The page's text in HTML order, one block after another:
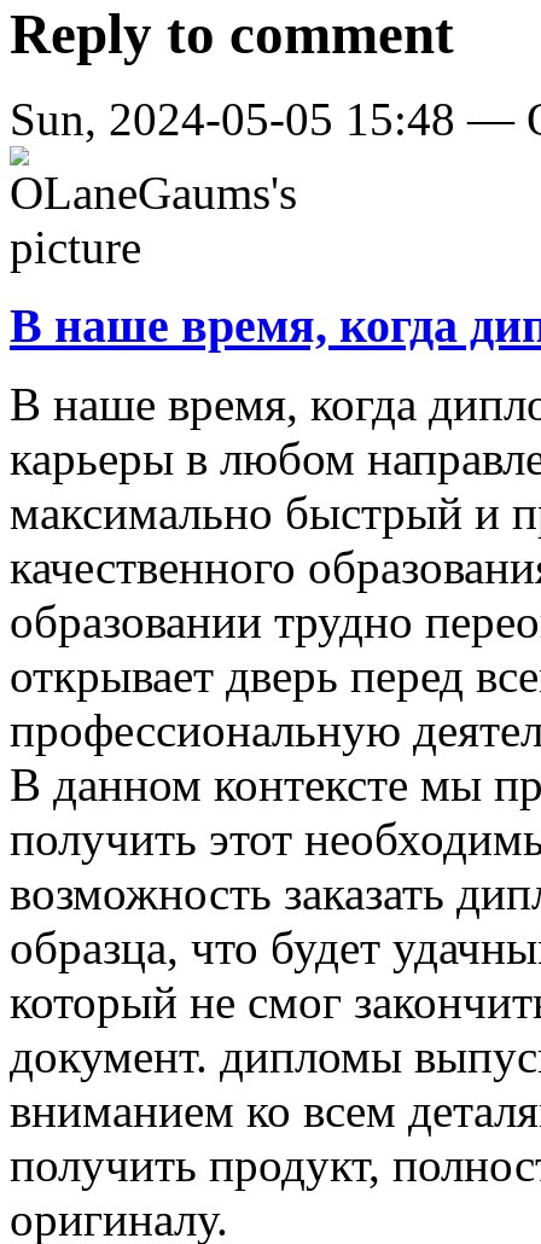
Reply to comment
Sun, 2024-05-05 15:48 —
В наше время, когда
В наше время, когда
карьеры в любом
максимально быстрый и
качественного
образовании трудно
открывает дверь перед
профессиональную
В данном контексте мы
получить этот
возможность заказать
образца, что будет
который не смог
документ. дипломы
вниманием ко всем
получить продукт,
оригиналу.